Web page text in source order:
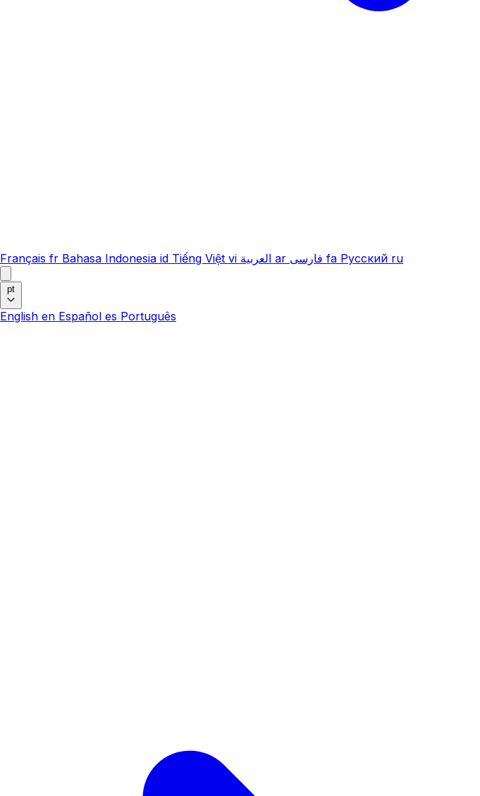
Français fr Bahasa Indonesia id Tiếng Việt vi العربية ar فارسی fa Русский ru
pt
English en Español es Português